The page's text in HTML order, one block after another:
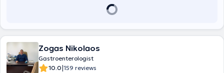
Zogas Nikolaos
Gastroenterologist
10.0|159 reviews